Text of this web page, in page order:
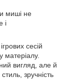
миші не
і
сесій
вигляд, але й
зручність